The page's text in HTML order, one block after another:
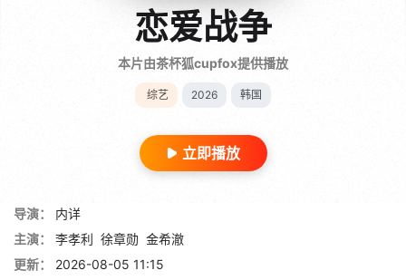
恋爱战争
本片由茶杯狐cupfox提供播放
综艺 2026 韩国
立即播放
导演：
内详
主演：
李孝利 徐章勋 金希澈
更新：
2026-08-05 11:15